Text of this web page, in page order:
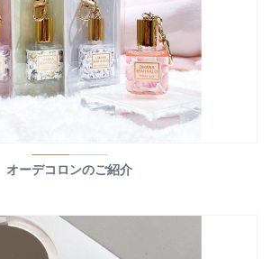
オーデコロンのご紹介